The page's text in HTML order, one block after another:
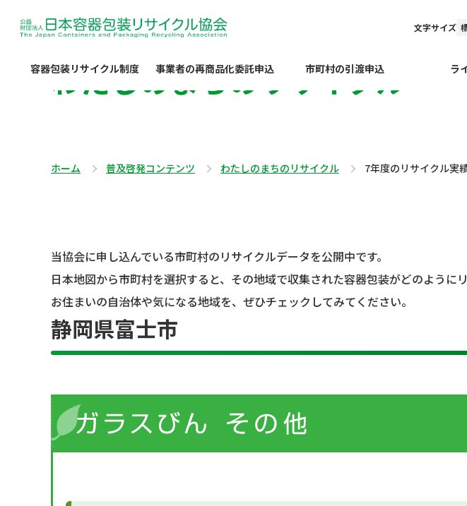
文字サイズ
容器包装リサイクル制度 事業者の再商品化委託申込 市町村の引渡申込 ラ
わたしのまちのリサイクル
ホーム 普及啓発コンテンツ わたしのまちのリサイクル 7年度のリサイクル実
当協会に申し込んでいる市町村のリサイクルデータを公開中です。
日本地図から市町村を選択すると、その地域で収集された容器包装がどのように
お住まいの自治体や気になる地域を、ぜひチェックしてみてください。
静岡県富士市